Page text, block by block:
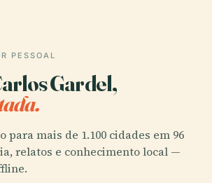
PESSOAL
Gardel,
para mais de 1.100 cidades em 96
relatos e conhecimento local —